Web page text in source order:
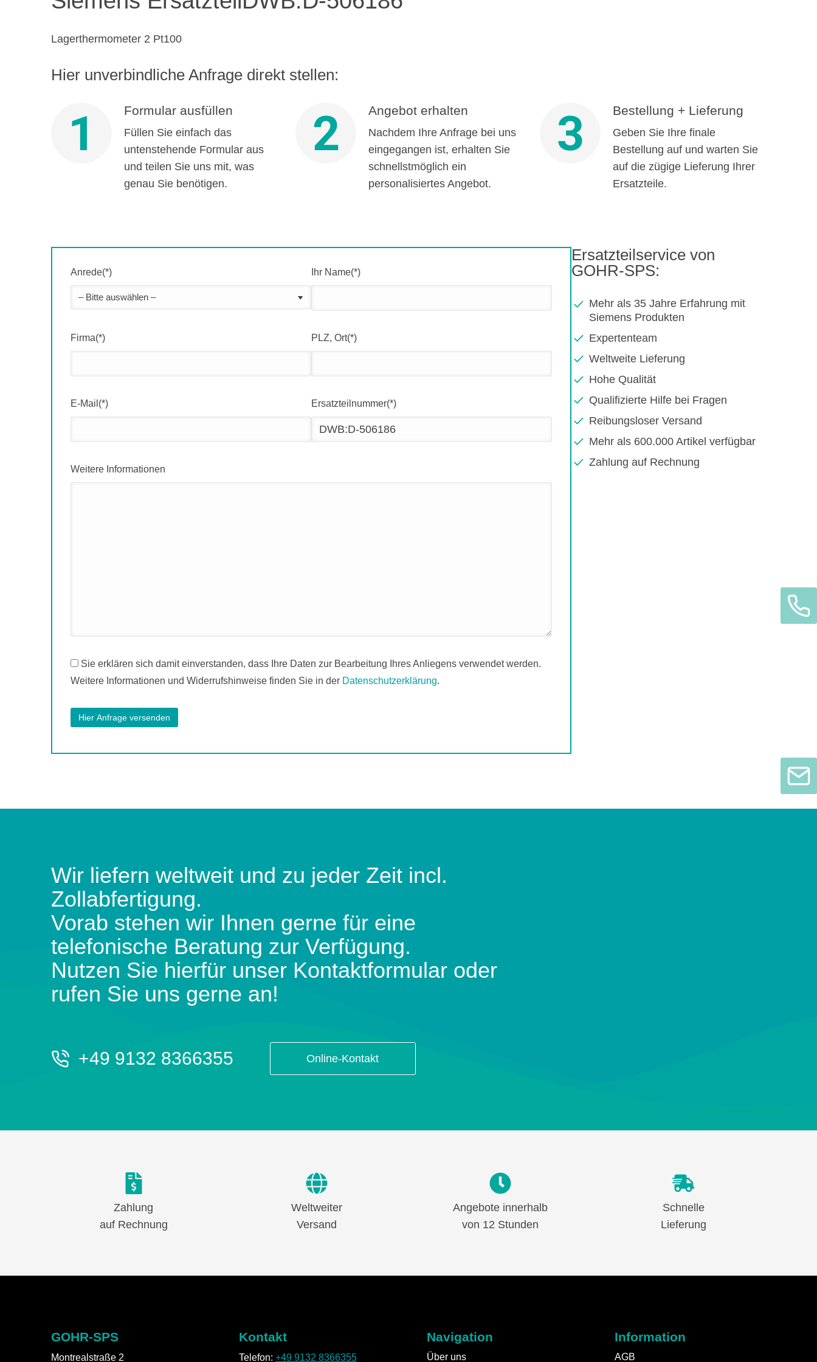
Lagerthermometer 2 Pt100
Hier unverbindliche Anfrage direkt stellen:
1 Formular ausfüllen
Füllen Sie einfach das
untenstehende Formular aus
und teilen Sie uns mit, was
genau Sie benötigen.
2 Angebot erhalten
Nachdem Ihre Anfrage bei uns
eingegangen ist, erhalten Sie
schnellstmöglich ein
personalisiertes Angebot.
3 Bestellung + Lieferung
Geben Sie Ihre finale
Bestellung auf und warten Sie
auf die zügige Lieferung Ihrer
Ersatzteile.
Anrede(*) Ihr Name(*)
Firma(*) PLZ, Ort(*)
E-Mail(*) Ersatzteilnummer(*)
Weitere Informationen
Sie erklären sich damit einverstanden, dass Ihre Daten zur Bearbeitung Ihres Anliegens verwendet werden.
Weitere Informationen und Widerrufshinweise finden Sie in der Datenschutzerklärung.
Ersatzteilservice von
GOHR-SPS:
Mehr als 35 Jahre Erfahrung mit
Siemens Produkten
Expertenteam
Weltweite Lieferung
Hohe Qualität
Qualifizierte Hilfe bei Fragen
Reibungsloser Versand
Mehr als 600.000 Artikel verfügbar
Zahlung auf Rechnung
Wir liefern weltweit und zu jeder Zeit incl.
Zollabfertigung.
Vorab stehen wir Ihnen gerne für eine
telefonische Beratung zur Verfügung.
Nutzen Sie hierfür unser Kontaktformular oder
rufen Sie uns gerne an!
+49 9132 8366355 Online-Kontakt
Zahlung
auf Rechnung
Weltweiter
Versand
Angebote innerhalb
von 12 Stunden
Schnelle
Lieferung
GOHR-SPS
Montrealstraße 2
Kontakt
Telefon: +49 9132 8366355
Navigation
Über uns
Information
AGB